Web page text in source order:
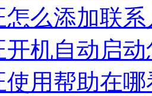
怎么添加联
开机自动启
使用帮助在